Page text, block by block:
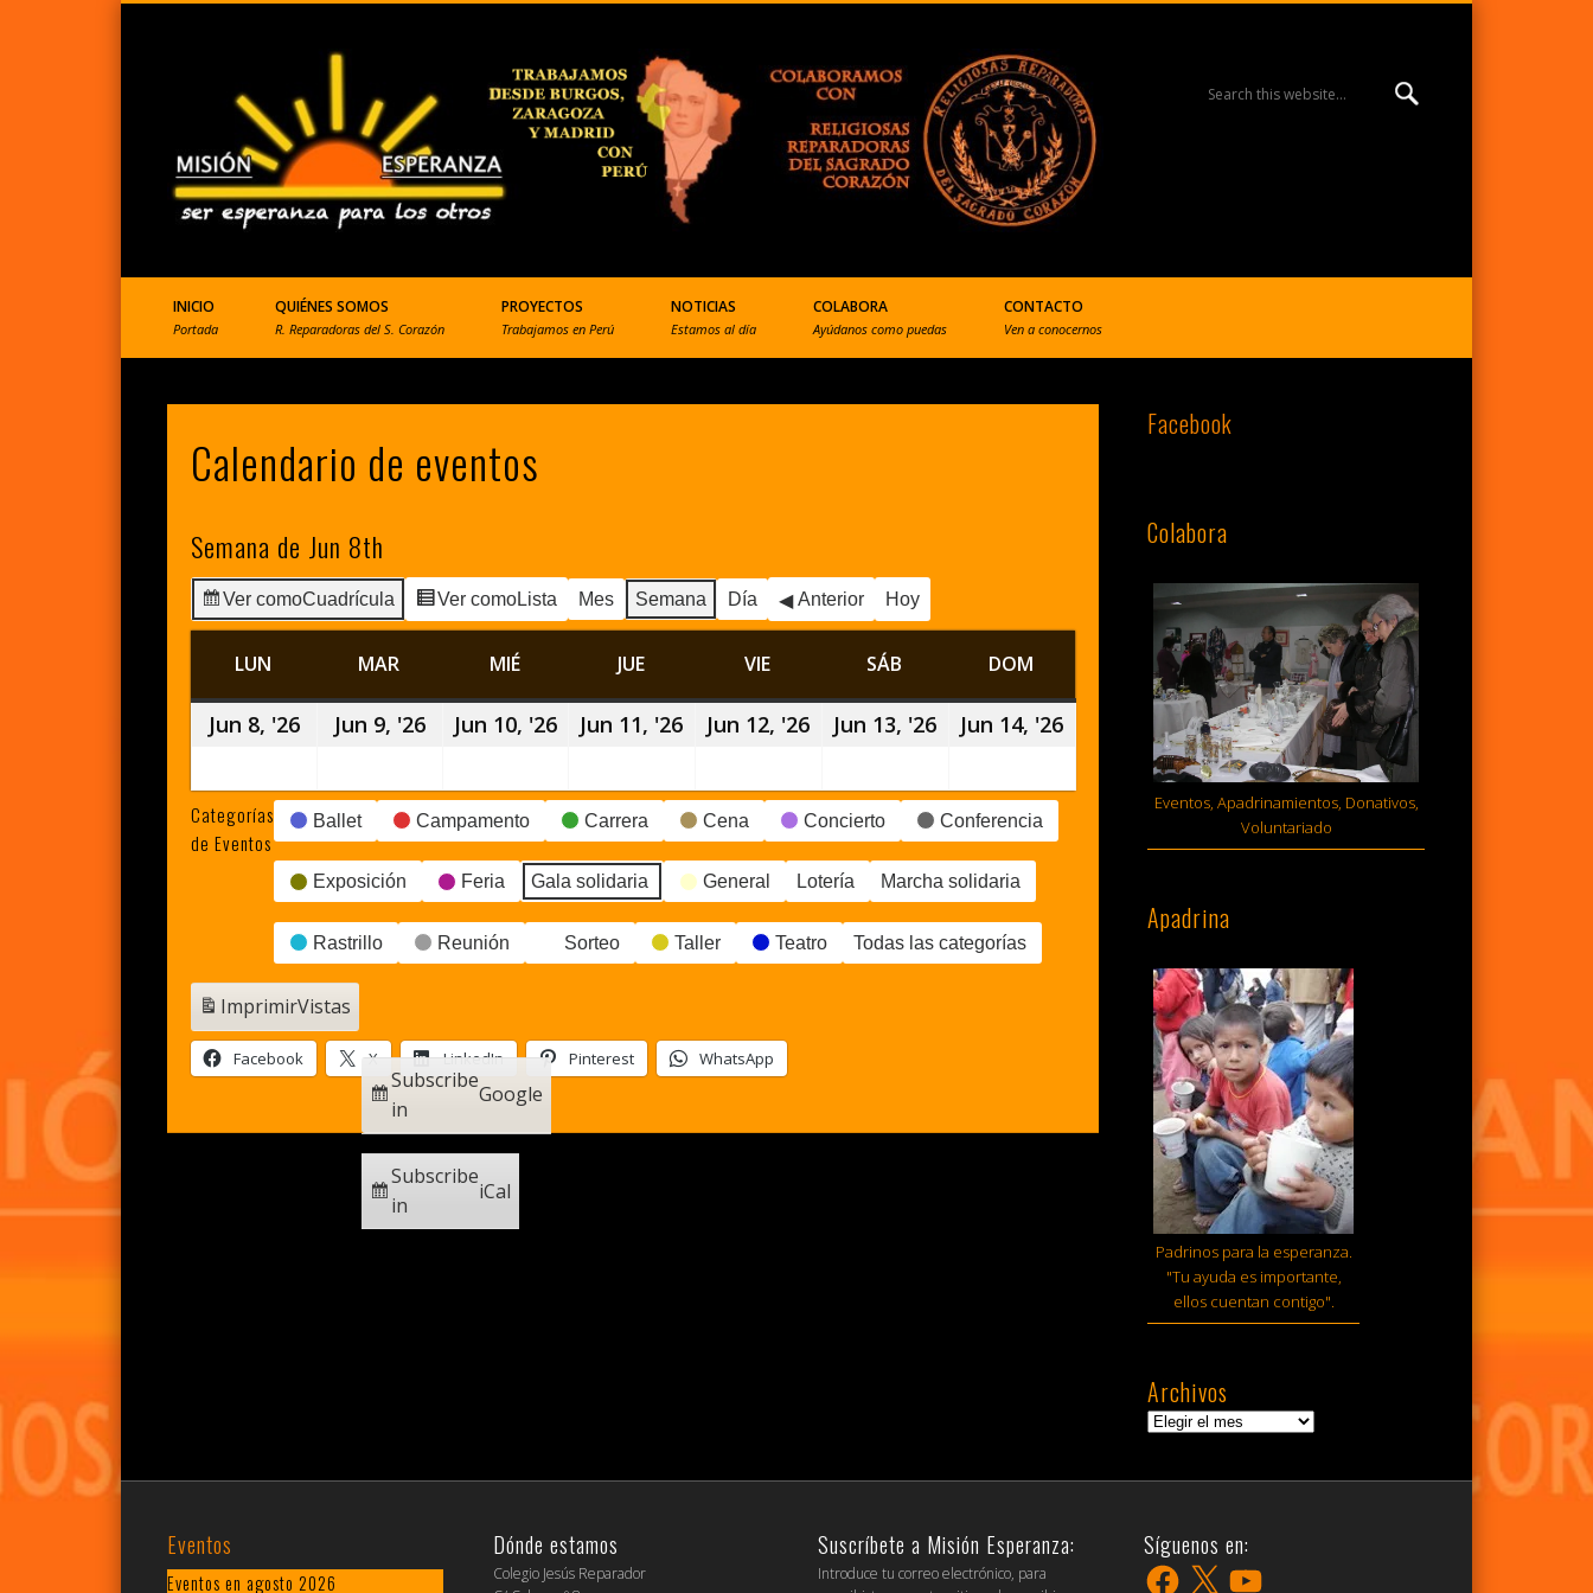
MISIÓN ESPERANZA
BURGOS | R. Reparadoras
del S. Corazón
ONGD que ayuda a Perú
INICIO
Portada
QUIÉNES SOMOS
R. Reparadoras del S. Corazón
PROYECTOS
Trabajamos en Perú
NOTICIAS
Estamos al día
COLABORA
Ayúdanos como puedas
CONTACTO
Ven a conocernos
Calendario de eventos
Semana de Jun 8th
Ver comoCuadrícula Ver comoLista Mes Semana Día Anterior Hoy
LUN MAR MIÉMIÉRCOLESJUEJUEVES VIE SÁB DOM
Jun 8, '268
2026
Jun 9, '269
2026
Jun 10, '2610
2026
Jun 11, '26
2026
Jun 12, '26
2026
Jun 13, '26
2026
Jun 14, '26
2026
Categorías
de Eventos
Ballet Campamento Carrera Cena Concierto Conferencia
Exposición Feria Gala solidaria General Lotería Marcha solidaria
Rastrillo Reunión Sorteo Taller Teatro Todas las categorías
ImprimirVistas
Subscribe
in
Google
Subscribe
in
iCal
Facebook X LinkedIn Pinterest WhatsApp
Facebook
Colabora
Eventos, Apadrinamientos, Donativos,
Voluntariado
Apadrina
Padrinos para la esperanza.
"Tu ayuda es importante,
ellos cuentan contigo".
Archivos
Archivos
Eventos
Eventos en agosto 2026
Dónde estamos
Colegio Jesús Reparador
Suscríbete a Misión Esperanza:
Introduce tu correo electrónico, para
Síguenos en:
Facebook
X YouTube